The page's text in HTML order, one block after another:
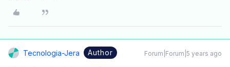
Tecnologia-Jera Author Forum|Forum|5 years ago